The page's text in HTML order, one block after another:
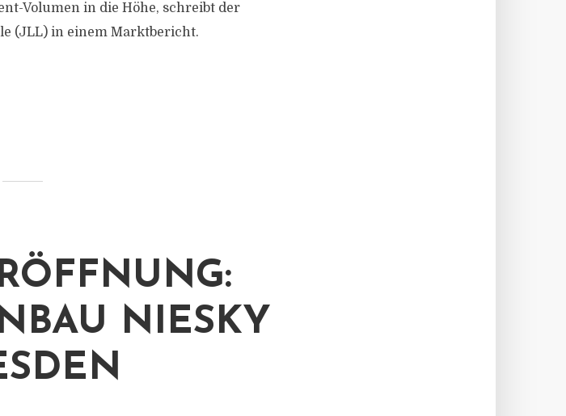
Volumen in die Höhe, schreibt der
(JLL) in einem Marktbericht.
NIESKY